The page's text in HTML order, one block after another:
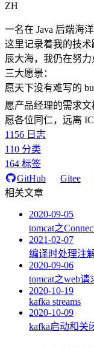
ZH
一名在 Java 后端海
这里记录着我的技
辰大海，我仍在努力
三大愿景：
愿天下没有难写的
愿产品经理的需求文
愿各位同仁，远离
1156 日志
110 分类
164 标签
GitHub
Gitee
相关文章
2020-09-05
tomcat之
2021-02-07
编译时处理注
2020-09-06
tomcat之web请
2020-10-19
kafka streams
2020-10-09
kafka启动和关